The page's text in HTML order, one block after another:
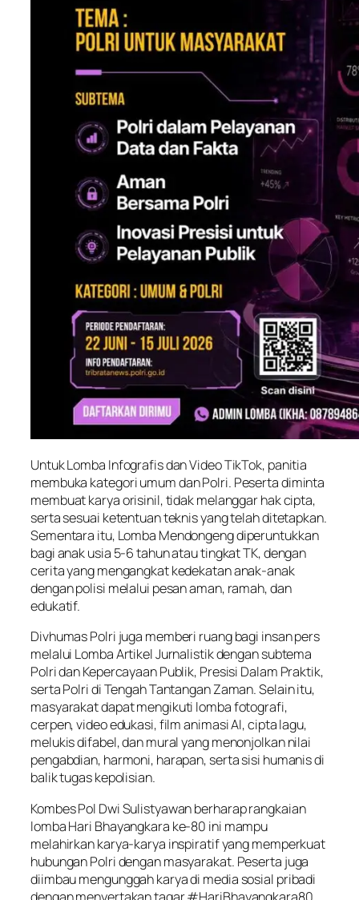
Untuk Lomba Infografis dan Video TikTok, panitia
membuka kategori umum dan Polri. Peserta diminta
membuat karya orisinil, tidak melanggar hak cipta,
serta sesuai ketentuan teknis yang telah ditetapkan.
Sementara itu, Lomba Mendongeng diperuntukkan
bagi anak usia 5-6 tahun atau tingkat TK, dengan
cerita yang mengangkat kedekatan anak-anak
dengan polisi melalui pesan aman, ramah, dan
edukatif.
Divhumas Polri juga memberi ruang bagi insan pers
melalui Lomba Artikel Jurnalistik dengan subtema
Polri dan Kepercayaan Publik, Presisi Dalam Praktik,
serta Polri di Tengah Tantangan Zaman. Selain itu,
masyarakat dapat mengikuti lomba fotografi,
cerpen, video edukasi, film animasi AI, cipta lagu,
melukis difabel, dan mural yang menonjolkan nilai
pengabdian, harmoni, harapan, serta sisi humanis di
balik tugas kepolisian.
Kombes Pol Dwi Sulistyawan berharap rangkaian
lomba Hari Bhayangkara ke-80 ini mampu
melahirkan karya-karya inspiratif yang memperkuat
hubungan Polri dengan masyarakat. Peserta juga
diimbau mengunggah karya di media sosial pribadi